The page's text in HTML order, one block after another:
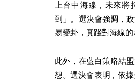
上台中海線，未來將
到」。選決會強調，
易變卦，實踐對海線
此外，在藍白策略結
想。選決會表明，依